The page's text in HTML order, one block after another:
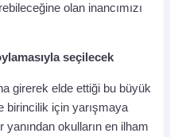
olan inancımızı
seçilecek
girerek elde ettiği bu büyük
birincilik için yarışmaya
okulların en ilham